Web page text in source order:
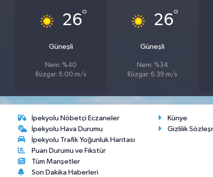
26°
Güneşli
Nem: %40
Rüzgar: 6.00 m/s
26°
Güneşli
Nem: %34
Rüzgar: 6.39 m/s
İpekyolu Nöbetçi Eczaneler
İpekyolu Hava Durumu
İpekyolu Trafik Yoğunluk Haritası
Puan Durumu ve Fikstür
Tüm Manşetler
Son Dakika Haberleri
Künye
Gizlilik